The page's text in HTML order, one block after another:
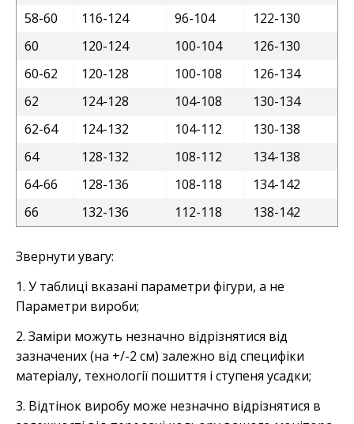
58-60
116-124 96-104
122-130
60
120-124 100-104
126-130
60-62
120-128 100-108
126-134
62
124-128 104-108
130-134
62-64
124-132 104-112
130-138
64
128-132 108-112
134-138
64-66
128-136 108-118
134-142
66
132-136 112-118 138-142
Звернути увагу:
1. У таблиці вказані параметри фігури, а не
Параметри вироби;
2. Заміри можуть незначно відрізнятися від
зазначених (на +/-2 см) залежно від специфіки
матеріалу, технології пошиття і ступеня усадки;
3. Відтінок виробу може незначно відрізнятися в